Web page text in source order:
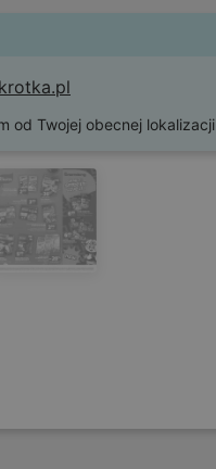
od Twojej obecnej lokalizacji